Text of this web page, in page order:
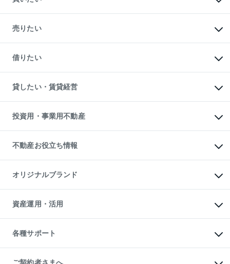
新築・分譲マンションの購入
中古マンションの購入
一戸建ての購入
中古一戸建ての購入
不動産購入の流れ
注目キーワード物件特集
購入ガイド
English 繁体中文簡体中文
売りたい
一戸建ての売却・査定
土地の売却・査定
スピードAI査定
不動産査定について
不動産売却の流れ
不動産買換えの流れ
売却ガイド
借りたい
オフィス・店舗の賃貸
借りるときの流れ
借りるガイド
貸したい・賃貸経営
マンション賃料データ
賃貸管理プラン
リロケーションについて
貸すガイド
投資用・事業用不動産
事業用不動産
マンション投資
投資用マンション
アパート経営
収益物件
ビル購入（ビル一棟）
投資用不動産の売却査定
事業用不動産の売却査定
不動産お役立ち情報
マンションライブラリー
人気マンションランキング
暮らしに役立つ不動産メディア
不動産相場・不動産価格情報
不動産コラム・ニュース
不動産用語集
不動産なんでもネット相談室
住まいの税金
オリジナルブランド
一棟リノベーションマンション
L`GENTE（ルジェンテ）
区分リノベーションマンション
投資用一棟レジデンスWELL
不動産小口投資
LEGACIA（レガシア）
資産運用・活用
不動産M&A
アセットマネジメント・出資
各種サポート
相続サポート